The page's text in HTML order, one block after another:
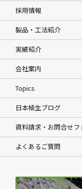
採用情報
製品・工法紹介
実績紹介
会社案内
Topics
日本植生ブログ
資料請求・お問合せフ
よくあるご質問